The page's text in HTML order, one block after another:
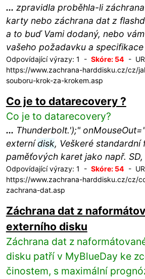
... zpravidla proběhla-li
karty nebo záchrana dat z
a to buď Vami dodaný, nebo vám
vašeho požadavku a
Odpovídající výrazy: 1 - Skóre: 54 -
https://www.zachrana-harddisku.cz/cz/
souboru-krok-za-krokem.asp
Co je to datarecovery ?
Co je to datarecovery?
... Thunderbolt.');"
externídisk, Veškeré standardní
paměťových karet jako např. SD,
Odpovídající výrazy: 1 - Skóre: 54 -
https://www.zachrana-harddisku.cz/cz/
zachrana-dat.asp
Záchrana dat z
externího disku
Záchrana dat z
disku patří v MyBlueDay ke
činostem, s maximální